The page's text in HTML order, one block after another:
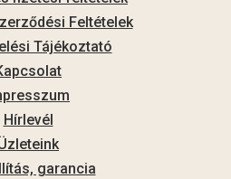
Feltételek
Tájékoztató
Hírlevél
garancia